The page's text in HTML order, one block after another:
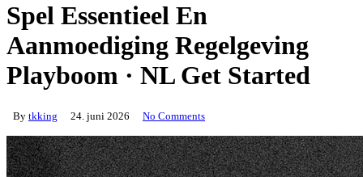
Spel Essentieel En
Aanmoediging Regelgeving
Playboom · NL Get Started
By tkking 24. juni 2026 No Comments